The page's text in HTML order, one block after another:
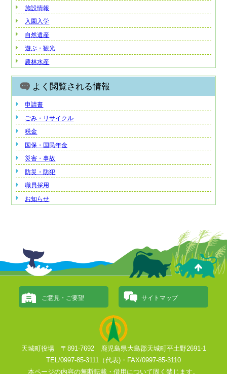
施設情報
入園入学
自然遺産
遊ぶ・観光
農林水産
よく閲覧される情報
申請書
ごみ・リサイクル
税金
国保・国民年金
災害・事故
防災・防犯
職員採用
お知らせ
ご意見・ご要望 サイトマップ
天城町役場 〒891-7692 鹿児島県大島郡天城町平土野2691-1
TEL/0997-85-3111（代表)・FAX/0997-85-3110
本ページの内容の無断転載・借用について固く禁じます。